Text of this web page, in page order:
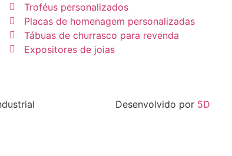
Troféus personalizados
Placas de homenagem personalizadas
Tábuas de churrasco para revenda
Expositores de joias
Desenvolvido por 5D